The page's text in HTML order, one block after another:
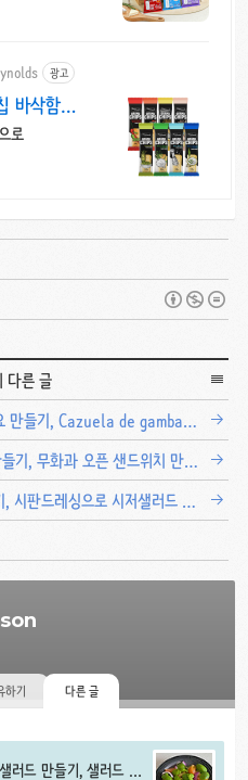
광고
바삭함의
로
다른 글
기, Cazuela de gambas al ajillo
무화과 오픈 샌드위치 만드는 법
레싱으로 시저샐러드 만드는 법
하기 다른 글
러드 만들기, 샐러드 파